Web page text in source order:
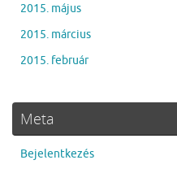
2015. május
2015. március
2015. február
Meta
Bejelentkezés